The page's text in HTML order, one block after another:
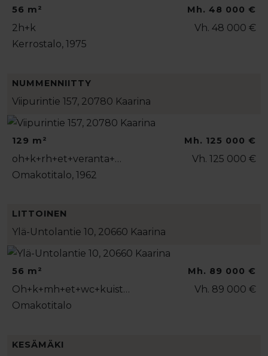
56 m²
2h+k
Kerrostalo, 1975
Mh. 48 000 €
Vh. 48 000 €
NUMMENNIITTY
Viipurintie 157, 20780 Kaarina
129 m²
oh+k+rh+et+veranta+…
Omakotitalo, 1962
Mh. 125 000 €
Vh. 125 000 €
LITTOINEN
Ylä-Untolantie 10, 20660 Kaarina
56 m²
Oh+k+mh+et+wc+kuist…
Omakotitalo
Mh. 89 000 €
Vh. 89 000 €
KESÄMÄKI